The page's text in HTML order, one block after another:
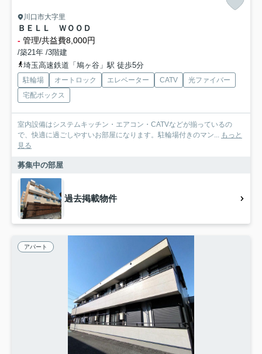
川口市大字里
ＢＥＬＬ ＷＯＯＤ
- 管理/共益費8,000円
/築21年 /3階建
埼玉高速鉄道「鳩ヶ谷」駅 徒歩5分
駐輪場 オートロック エレベーター CATV
光ファイバー
宅配ボックス
室内設備はシステムキッチン・エアコン・CATVなどが揃っているの
で、快適に過ごしやすいお部屋になります。駐輪場付きのマン... もっと
見る
募集中の部屋
過去掲載物件
アパート